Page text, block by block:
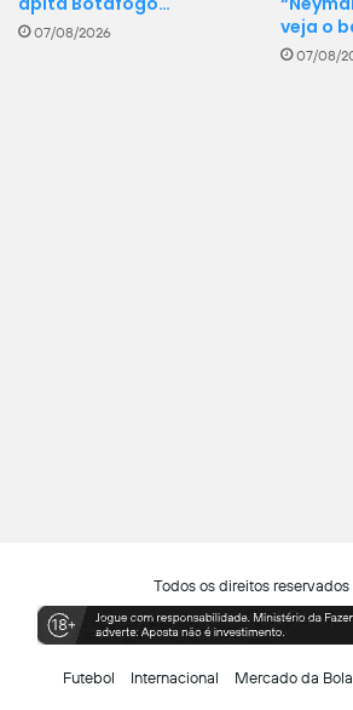
07/08/2026
veja o
07/08/
Todos os direitos
Futebol Internacional Mercado da Bola